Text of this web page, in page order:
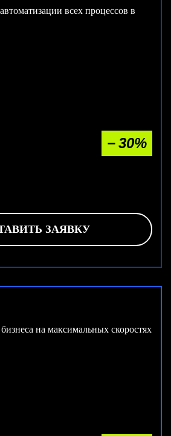
всех процессов в
− 30%
ЗАЯВКУ
на макси­мальных скоростях